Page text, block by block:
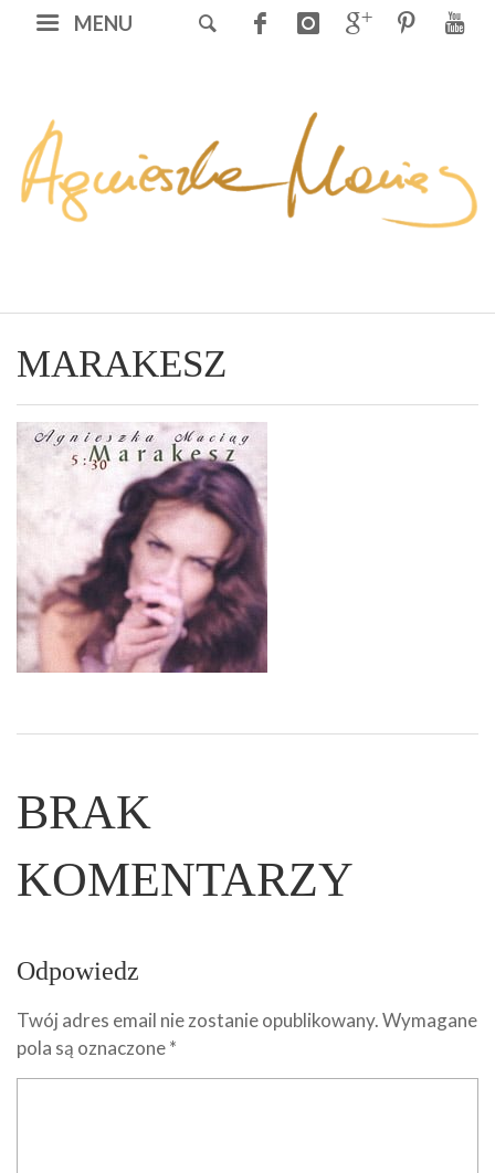
MENU
MARAKESZ
BRAK
KOMENTARZY
Odpowiedz
Twój adres email nie zostanie opublikowany.Wymagane
pola są oznaczone*